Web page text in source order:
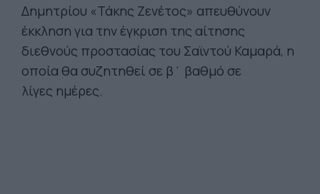
Δημητρίου «Τάκης Ζενέτος» απευθύνουν
έκκληση για την έγκριση της αίτησης
διεθνούς προστασίας του Σαϊντού Καμαρά, η
οποία θα συζητηθεί σε β΄ βαθμό σε
λίγες ημέρες.